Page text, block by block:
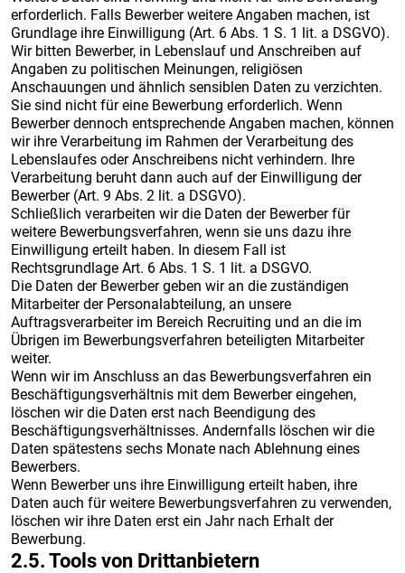
erforderlich. Falls Bewerber weitere Angaben machen, ist
Grundlage ihre Einwilligung (Art. 6 Abs. 1 S. 1 lit. a DSGVO).
Wir bitten Bewerber, in Lebenslauf und Anschreiben auf
Angaben zu politischen Meinungen, religiösen
Anschauungen und ähnlich sensiblen Daten zu verzichten.
Sie sind nicht für eine Bewerbung erforderlich. Wenn
Bewerber dennoch entsprechende Angaben machen, können
wir ihre Verarbeitung im Rahmen der Verarbeitung des
Lebenslaufes oder Anschreibens nicht verhindern. Ihre
Verarbeitung beruht dann auch auf der Einwilligung der
Bewerber (Art. 9 Abs. 2 lit. a DSGVO).
Schließlich verarbeiten wir die Daten der Bewerber für
weitere Bewerbungsverfahren, wenn sie uns dazu ihre
Einwilligung erteilt haben. In diesem Fall ist
Rechtsgrundlage Art. 6 Abs. 1 S. 1 lit. a DSGVO.
Die Daten der Bewerber geben wir an die zuständigen
Mitarbeiter der Personalabteilung, an unsere
Auftragsverarbeiter im Bereich Recruiting und an die im
Übrigen im Bewerbungsverfahren beteiligten Mitarbeiter
weiter.
Wenn wir im Anschluss an das Bewerbungsverfahren ein
Beschäftigungsverhältnis mit dem Bewerber eingehen,
löschen wir die Daten erst nach Beendigung des
Beschäftigungsverhältnisses. Andernfalls löschen wir die
Daten spätestens sechs Monate nach Ablehnung eines
Bewerbers.
Wenn Bewerber uns ihre Einwilligung erteilt haben, ihre
Daten auch für weitere Bewerbungsverfahren zu verwenden,
löschen wir ihre Daten erst ein Jahr nach Erhalt der
Bewerbung.
2.5. Tools von Drittanbietern